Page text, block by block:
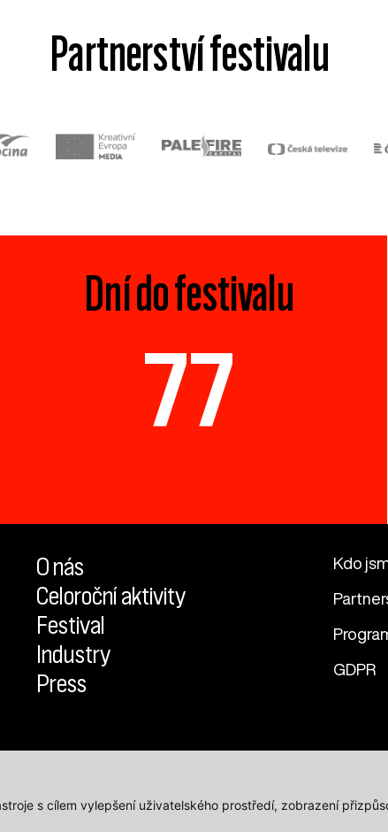
s cílem vylepšení uživatelského prostředí, zobrazení
Partnerství festivalu
Dní do festivalu
77
O nás
Celoroční aktivity
Festival
Industry
Press
Kdo
GDPR